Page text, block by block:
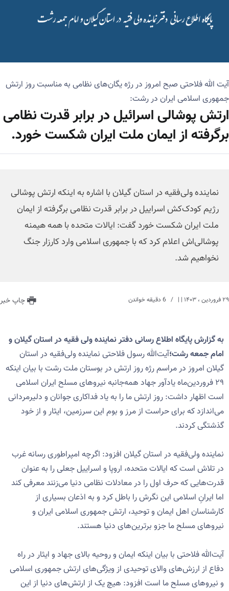
آیت الله فلاحتی صبح امروز در رژه یگان‌های نظامی به مناسبت روز ارتش
جمهوری اسلامی ایران در رشت:
ارتش پوشالی اسرائیل در برابر قدرت نظامی
برگرفته از ایمان ملت ایران شکست خورد.
نماینده ولی‌فقیه در استان گیلان با اشاره به اینکه ارتش پوشالی
رژیم کودک‌کش اسراییل در برابر قدرت نظامی برگرفته از ایمان
ملت ایران شکست خورد گفت: ایالات متحده با همه هیمنه
پوشالی‌اش اعلام کرد که با جمهوری اسلامی وارد کارزار جنگ
نخواهیم شد.
۲۹ فروردین ، ۱۴۰۳ | | چاپ خبر
به گزارش پایگاه اطلاع رسانی دفتر نماینده ولی فقیه در استان گیلان و
امام جمعه رشت؛آیت‌الله رسول فلاحتی نماینده ولی‌فقیه‌ در استان
گیلان امروز در مراسم رژه روز ارتش در بوستان ملت رشت با بیان اینکه
۲۹ فروردین‌ماه یادآور جهاد همه‌جانبه نیروهای مسلح ایران اسلامی
است اظهار داشت: روز ارتش ما را به یاد فداکاری جوانان و دلیرمردانی
می‌اندازد که برای حراست از مرز و بوم این سرزمین، ایثار و از خود
گذشتگی کردند.
نماینده ولی‌فقیه در استان گیلان افزود: اگرچه امپراطوری رسانه غرب
در تلاش است که ایالات متحده، اروپا و اسراییل جعلی را به عنوان
قدرت‌هایی که حرف اول را در معادلات نظامی دنیا می‌زنند معرفی کند
اما ایرانِ اسلامی این نگرش را باطل کرد و به اذعان بسیاری از
کارشناسان اهل ایمان و توحید، ارتش جمهوری اسلامی ایران و
نیروهای مسلح ما جزو برترین‌های دنیا هستند.
آیت‌الله فلاحتی با بیان اینکه ایمان و روحیه بالای جهاد و ایثار در راه
دفاع از ارزش‌های والای توحیدی از ویژگی‌های ارتش‌ جمهوری اسلامی
و نیروهای مسلح ما است افزود: هیچ یک از ارتش‌های دنیا از این